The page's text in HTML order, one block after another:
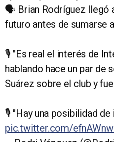
🗣️ Brian Rodríguez llegó
futuro antes de sumarse
🎙️ "Es real el interés de
hablando hace un par de
Suárez sobre el club y
🎙️ "Hay una posibilidad de
pic.twitter.com/